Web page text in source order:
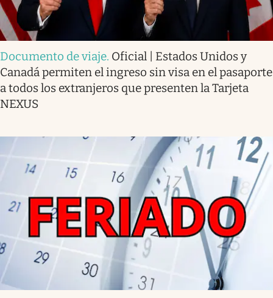
Documento de viaje. Oficial | Estados Unidos y
Canadá permiten el ingreso sin visa en el pasaporte
a todos los extranjeros que presenten la Tarjeta
NEXUS